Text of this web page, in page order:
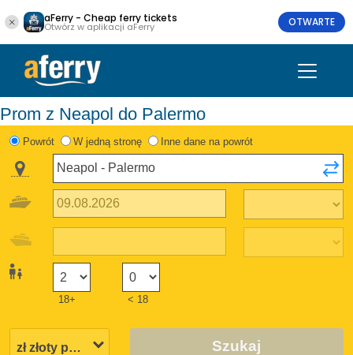
aFerry - Cheap ferry tickets
Otwórz w aplikacji aFerry OTWARTE
Prom z Neapol do Palermo
Powrót W jedną stronę Inne dane na powrót
18+ < 18
Szukaj